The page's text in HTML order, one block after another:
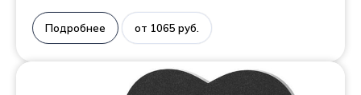
Подробнее от 1065 руб.